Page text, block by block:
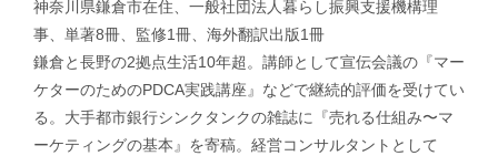
神奈川県鎌倉市在住、一般社団法人暮らし振興支援機構理
事、単著8冊、監修1冊、海外翻訳出版1冊
鎌倉と長野の2拠点生活10年超。講師として宣伝会議の『マー
ケターのためのPDCA実践講座』などで継続的評価を受けてい
る。大手都市銀行シンクタンクの雑誌に『売れる仕組み〜マ
ーケティングの基本』を寄稿。経営コンサルタントとして